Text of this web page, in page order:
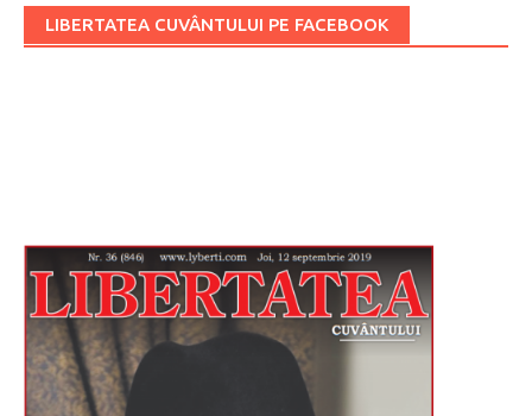
LIBERTATEA CUVÂNTULUI PE FACEBOOK